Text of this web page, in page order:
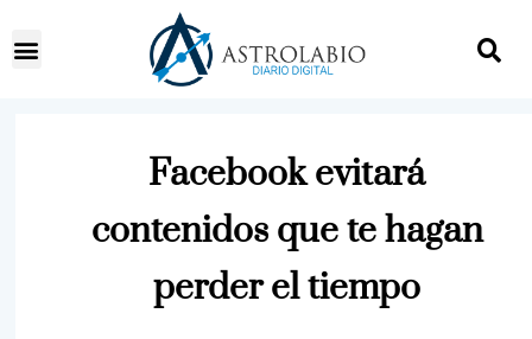
Facebook evitará
contenidos que te hagan
perder el tiempo